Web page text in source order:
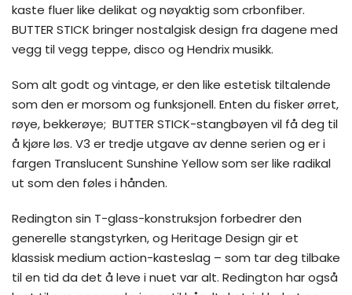
kaste fluer like delikat og nøyaktig som crbonfiber.
BUTTER STICK bringer nostalgisk design fra dagene med
vegg til vegg teppe, disco og Hendrix musikk.
Som alt godt og vintage, er den like estetisk tiltalende
som den er morsom og funksjonell. Enten du fisker ørret,
røye, bekkerøye; BUTTER STICK-stangbøyen vil få deg til
å kjøre løs. V3 er tredje utgave av denne serien og er i
fargen Translucent Sunshine Yellow som ser like radikal
ut som den føles i hånden.
Redington sin T-glass-konstruksjon forbedrer den
generelle stangstyrken, og Heritage Design gir et
klassisk medium action-kasteslag – som tar deg tilbake
til en tid da det å leve i nuet var alt. Redington har også